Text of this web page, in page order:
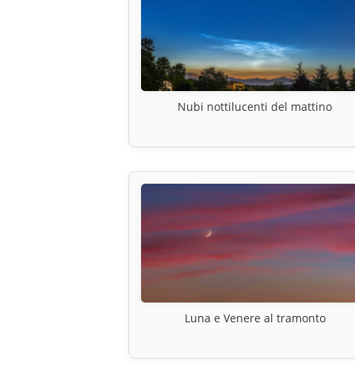
Nubi nottilucenti del mattino
Luna e Venere al tramonto